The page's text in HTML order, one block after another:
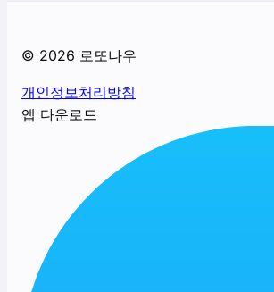
© 2026 로또나우
개인정보처리방침
앱 다운로드